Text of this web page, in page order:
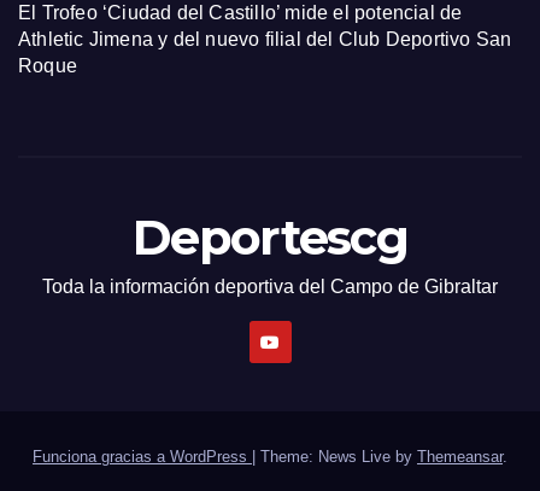
El Trofeo ‘Ciudad del Castillo’ mide el potencial de
Athletic Jimena y del nuevo filial del Club Deportivo San
Roque
Deportescg
Toda la información deportiva del Campo de Gibraltar
Funciona gracias a WordPress | Theme: News Live by Themeansar.